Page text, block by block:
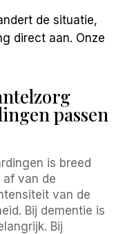
de situatie,
direct aan. Onze
passen
is breed
af van de
van de
Bij dementie is
Bij